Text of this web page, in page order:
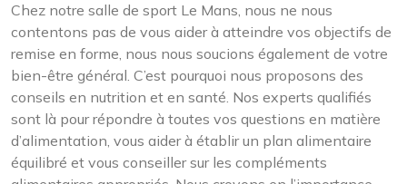
Chez notre salle de sport Le Mans, nous ne nous
contentons pas de vous aider à atteindre vos objectifs de
remise en forme, nous nous soucions également de votre
bien-être général. C’est pourquoi nous proposons des
conseils en nutrition et en santé. Nos experts qualifiés
sont là pour répondre à toutes vos questions en matière
d’alimentation, vous aider à établir un plan alimentaire
équilibré et vous conseiller sur les compléments